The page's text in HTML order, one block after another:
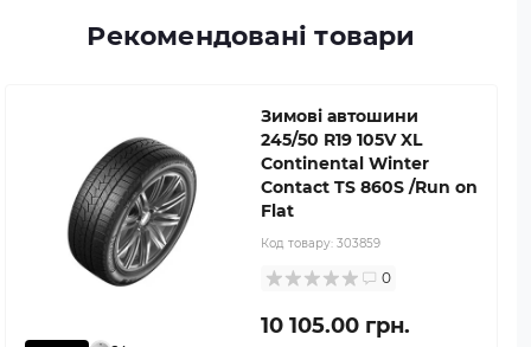
Рекомендовані товари
Зимові автошини
245/50 R19 105V XL
Continental Winter
Contact TS 860S /Run on
Flat
Код товару: 303859
0
10 105.00 грн.